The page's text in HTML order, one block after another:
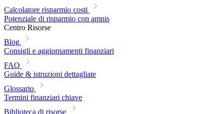
Calcolatore risparmio costi
Potenziale di risparmio con amnis
Centro Risorse
Blog
Consigli e aggiornamenti finanziari
FAQ
Guide & istruzioni dettagliate
Glossario
Termini finanziari chiave
Biblioteca di risorse